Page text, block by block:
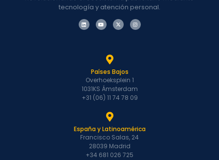
tecnología y atención personal.
Países Bajos
Overhoeksplein 1
1031KS Ámsterdam
+31 (06) 11 74 78 09
España y Latinoamérica
Francisco Salas, 24
28039 Madrid
+34 681 026 725